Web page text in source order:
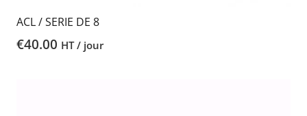
ACL / SERIE DE 8
€40.00 HT / jour